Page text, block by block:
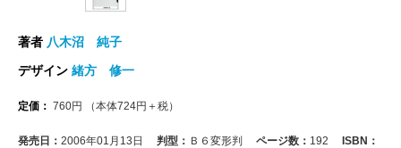
著者 八木沼 純子
デザイン 緒方 修一
定価： 760円 （本体724円＋税）
発売日： 2006年01月13日 判型： Ｂ６変形判 ページ数： 192
ISBN：